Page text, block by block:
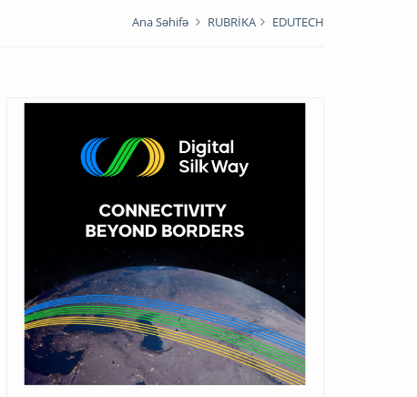
Ana Səhifə RUBRİKA EDUTECH